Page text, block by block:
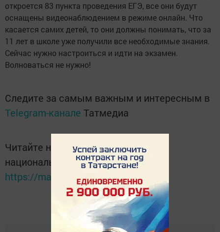
откроется 83 пункта проведения ЕГЭ, все они будут
оснащены видеонаблюдением в режиме онлайн. Что
касается самих детей, то они должны понимать, что за
11 лет в школе уже получили все необходимые знания.
Сейчас нужно настроиться и идти на экзамен.
Волноваться не нужно!
Следите за самым важным и интересным в
Telegram-канале Татмедиа
Читайте новости Татарстана в
национальном мессенджере MАХ:
https://max.ru/tatmedia